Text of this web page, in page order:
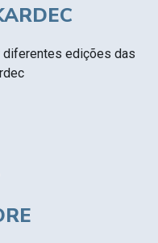
diferentes edições das